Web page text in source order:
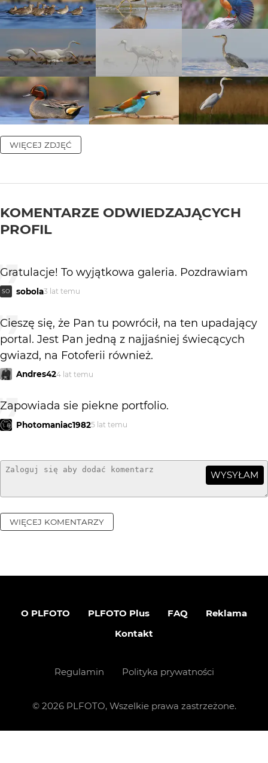
WIĘCEJ ZDJĘĆ
KOMENTARZE ODWIEDZAJĄCYCH
PROFIL
Gratulacje! To wyjątkowa galeria. Pozdrawiam
SO sobola3 lat temu
Cieszę się, że Pan tu powrócił, na ten upadający
portal. Jest Pan jedną z najjaśniej świecących
gwiazd, na Fotoferii również.
Andres424 lat temu
Zapowiada sie piekne portfolio.
Photomaniac19825 lat temu
WYSYŁAM
WIĘCEJ KOMENTARZY
O PLFOTO PLFOTO Plus FAQ
Reklama
Kontakt
Regulamin Polityka prywatności
© 2026PLFOTO, Wszelkie prawa zastrzeżone.